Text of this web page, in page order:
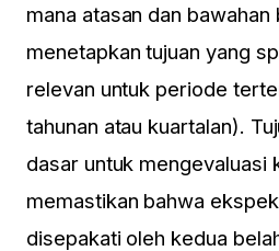
mana atasan dan
menetapkan tujuan yang
relevan untuk periode
tahunan atau kuartalan).
dasar untuk mengevaluasi
memastikan bahwa
disepakati oleh kedua